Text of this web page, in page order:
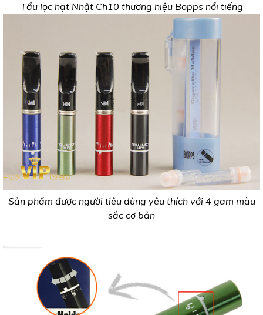
Tẩu lọc hạt Nhật Ch10 thương hiệu Bopps nổi tiếng
Sản phẩm được người tiêu dùng yêu thích với 4 gam màu
sắc cơ bản